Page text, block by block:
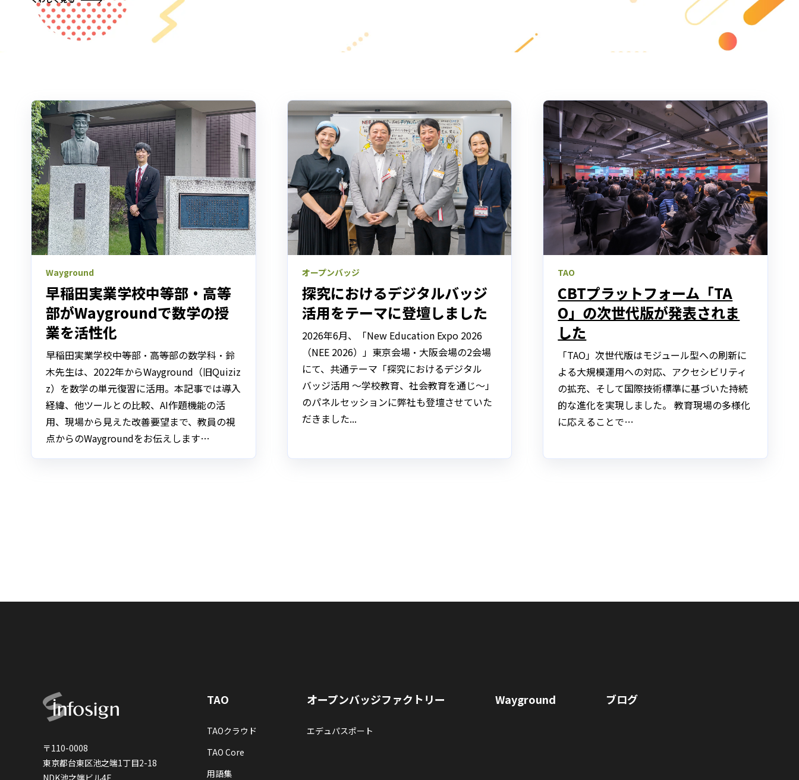
Wayground
早稲田実業学校中等部・高等
部がWaygroundで数学の授
業を活性化
早稲田実業学校中等部・高等部の数学科・鈴
木先生は、2022年からWayground（旧Quiziz
z）を数学の単元復習に活用。本記事では導入
経緯、他ツールとの比較、AI作題機能の活
用、現場から見えた改善要望まで、教員の視
点からのWaygroundをお伝えします…
オープンバッジ
探究におけるデジタルバッジ
活用をテーマに登壇しました
2026年6月、「New Education Expo 2026
（NEE 2026）」東京会場・大阪会場の2会場
にて、共通テーマ「探究におけるデジタル
バッジ活用 〜学校教育、社会教育を通じ〜」
のパネルセッションに弊社も登壇させていた
だきました...
TAO
CBTプラットフォーム「TA
O」の次世代版が発表されま
した
「TAO」次世代版はモジュール型への刷新に
よる大規模運用への対応、アクセシビリティ
の拡充、そして国際技術標準に基づいた持続
的な進化を実現しました。 教育現場の多様化
に応えることで…
〒110-0008
東京都台東区池之端1丁目2-18
NDK池之端ビル4F
TAO
TAOクラウド
TAO Core
用語集
オープンバッジファクトリー
エデュパスポート
Wayground ブログ